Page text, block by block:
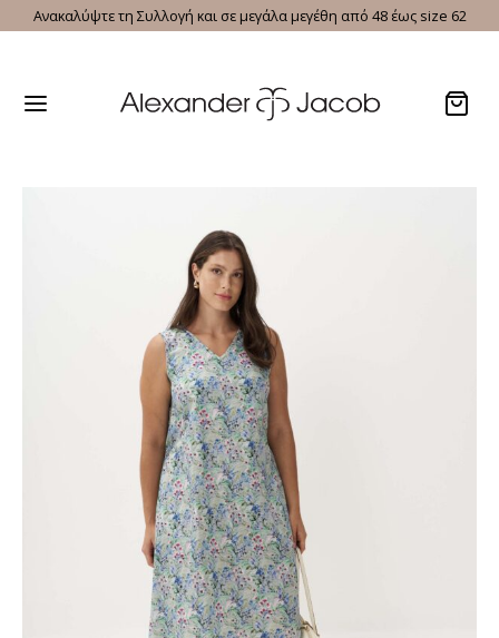
Ανακαλύψτε τη Συλλογή και σε μεγάλα μεγέθη από 48 έως size 62